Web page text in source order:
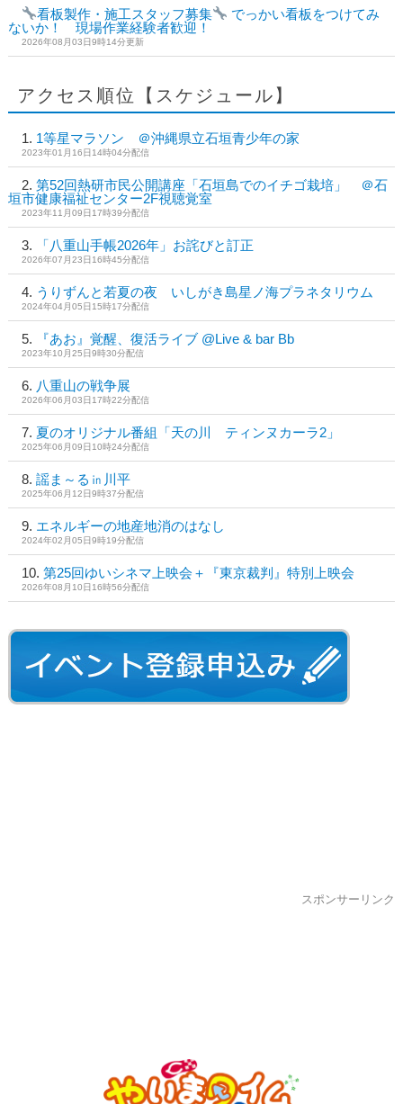
看板製作・施工スタッフ募集
でっかい看板をつけてみ
ないか！ 現場作業経験者歓迎！
2026年08月03日9時14分更新
アクセス順位【スケジュール】
1等星マラソン ＠沖縄県立石垣青少年の家
2023年01月16日14時04分配信
第52回熱研市民公開講座「石垣島でのイチゴ栽培」 ＠石
垣市健康福祉センター2F視聴覚室
2023年11月09日17時39分配信
「八重山手帳2026年」お詫びと訂正
2026年07月23日16時45分配信
うりずんと若夏の夜 いしがき島星ノ海プラネタリウム
2024年04月05日15時17分配信
『あお』覚醒、復活ライブ @Live & bar Bb
2023年10月25日9時30分配信
八重山の戦争展
2026年06月03日17時22分配信
夏のオリジナル番組「天の川 ティンヌカーラ2」
2025年06月09日10時24分配信
謡ま～る㏌川平
2025年06月12日9時37分配信
エネルギーの地産地消のはなし
2024年02月05日9時19分配信
第25回ゆいシネマ上映会＋『東京裁判』特別上映会
2026年08月10日16時56分配信
スポンサーリンク